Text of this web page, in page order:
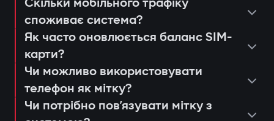
блокування двигуна при спробі
несанкціонованого запуску;
сповіщення через застосунок Gazer
Car;
дистанційний автозапуск двигуна;
ведення журналу подій та спроб
Захист від «електронної вудки»
Використання цифрової мітки з
шифруванням AES128, яку неможливо
поставити чи зняти автомобіль з
охорони;
запустити двигун дистанційно;
переглянути останні спрацьовування
або дії системи;
налаштувати push-сповіщення та
консультація та підбір оптимальної
Скільки мобільного трафіку
споживає система?
Як часто оновлюється баланс SIM-
карти?
Чи можливо використовувати
телефон як мітку?
Чи потрібно повʼязувати мітку з